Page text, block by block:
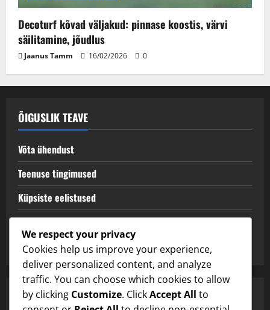
Decoturf kõvad väljakud: pinnase koostis, värvi
säilitamine, jõudlus
Jaanus Tamm 16/02/2026 0
ÕIGUSLIK TEAVE
Võta ühendust
Teenuse tingimused
Küpsiste eelistused
Meist
Privaatsuspoliitika
OTSI
We respect your privacy
Cookies help us improve your experience,
deliver personalized content, and analyze
traffic. You can choose which cookies to allow
by clicking Customize. ClickAccept All to